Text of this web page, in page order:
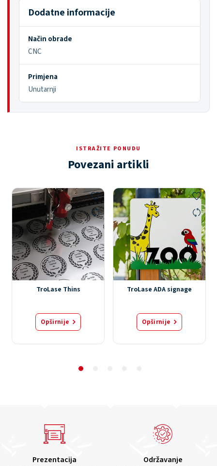
Dodatne informacije
Način obrade
CNC
Primjena
Unutarnji
ISTRAŽITE PONUDU
Povezani artikli
TroLase Thins
Opširnije
TroLase ADA signage
Opširnije
Prezentacija Održavanje